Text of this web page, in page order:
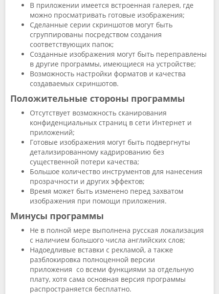
В приложении имеется встроенная галерея, где
можно просматривать готовые изображения;
Сделанные серии скриншотов могут быть
сгруппированы посредством создания
соответствующих папок;
Созданные изображения могут быть переправлены
в другие программы, имеющиеся на устройстве;
Возможность настройки форматов и качества
создаваемых скриншотов.
Положительные стороны программы
Отсутствует возможность сканирования
конфиденциальных страниц в сети Интернет и
приложений;
Готовые изображения могут быть подвергнуты
детализированному кадрированию без
существенной потери качества;
Большое количество инструментов для нанесения
прозрачности и других эффектов;
Время может быть изменено перед захватом
изображения при помощи приложения.
Минусы программы
Не в полной мере выполнена русская локализация
с наличием большого числа английских слов;
Надоедливые вставки с рекламой, а также
разблокировка полноценной версии
приложения со всеми функциями за отдельную
плату, хотя сама основная версия программы
распространяется бесплатно.